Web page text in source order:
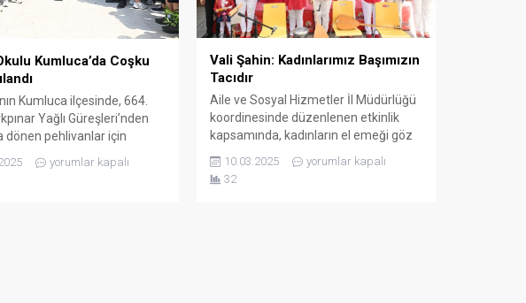
Kumluca’da Coşku
Kumluca ilçesinde, 664.
Yağlı Güreşleri’nden
dönen pehlivanlar için
Orhan Okulu,
ikinci olan Tufan
yorumlar kapalı
Vali Şahin: Kadınlarımız Başımızın
Tacıdır
Aile ve Sosyal Hizmetler İl Müdürlüğü
koordinesinde düzenlenen etkinlik
kapsamında, kadınların el emeği göz
açılışını gerçekleştiren Vali Hulusi
Şahin, Kadın Karavancılar Türk Halk
10.03.2025
yorumlar kapalı
32